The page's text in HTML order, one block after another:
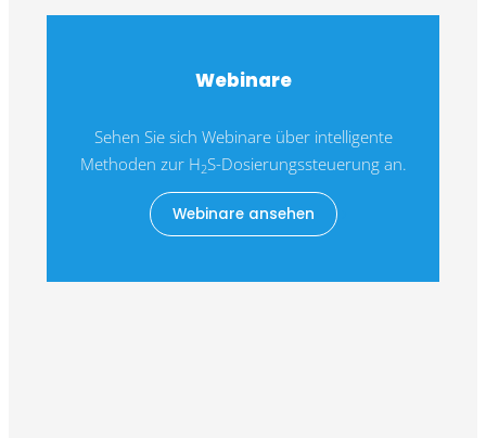
Webinare
Sehen Sie sich Webinare über intelligente
Methoden zur H2S-Dosierungssteuerung an.
Webinare ansehen